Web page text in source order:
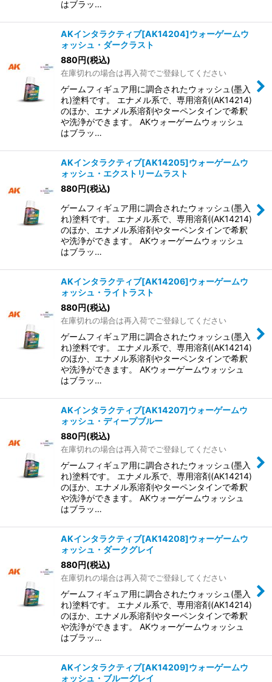
はブラッ…
AKインタラクティブ[AK14204]ウォーゲームウ
ォッシュ・ダークラスト
880円(税込)
在庫切れの場合は再入荷でご登録してください
ゲームフィギュア用に調合されたウォッシュ(墨入
れ)塗料です。 エナメル系で、専用溶剤(AK14214)
のほか、エナメル系溶剤やターペンタインで希釈
や洗浄ができます。 AKウォーゲームウォッシュ
はブラッ…
AKインタラクティブ[AK14205]ウォーゲームウ
ォッシュ・エクストリームラスト
880円(税込)
ゲームフィギュア用に調合されたウォッシュ(墨入
れ)塗料です。 エナメル系で、専用溶剤(AK14214)
のほか、エナメル系溶剤やターペンタインで希釈
や洗浄ができます。 AKウォーゲームウォッシュ
はブラッ…
AKインタラクティブ[AK14206]ウォーゲームウ
ォッシュ・ライトラスト
880円(税込)
在庫切れの場合は再入荷でご登録してください
ゲームフィギュア用に調合されたウォッシュ(墨入
れ)塗料です。 エナメル系で、専用溶剤(AK14214)
のほか、エナメル系溶剤やターペンタインで希釈
や洗浄ができます。 AKウォーゲームウォッシュ
はブラッ…
AKインタラクティブ[AK14207]ウォーゲームウ
ォッシュ・ディープブルー
880円(税込)
在庫切れの場合は再入荷でご登録してください
ゲームフィギュア用に調合されたウォッシュ(墨入
れ)塗料です。 エナメル系で、専用溶剤(AK14214)
のほか、エナメル系溶剤やターペンタインで希釈
や洗浄ができます。 AKウォーゲームウォッシュ
はブラッ…
AKインタラクティブ[AK14208]ウォーゲームウ
ォッシュ・ダークグレイ
880円(税込)
在庫切れの場合は再入荷でご登録してください
ゲームフィギュア用に調合されたウォッシュ(墨入
れ)塗料です。 エナメル系で、専用溶剤(AK14214)
のほか、エナメル系溶剤やターペンタインで希釈
や洗浄ができます。 AKウォーゲームウォッシュ
はブラッ…
AKインタラクティブ[AK14209]ウォーゲームウ
ォッシュ・ブルーグレイ